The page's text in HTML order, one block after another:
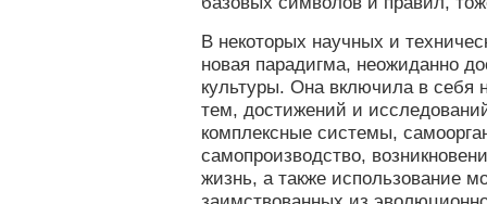
В некоторых научных и
новая парадигма, неожиданно
культуры. Она включила в себя
тем, достижений и
комплексные системы,
самопроизводство,
жизнь, а также использование